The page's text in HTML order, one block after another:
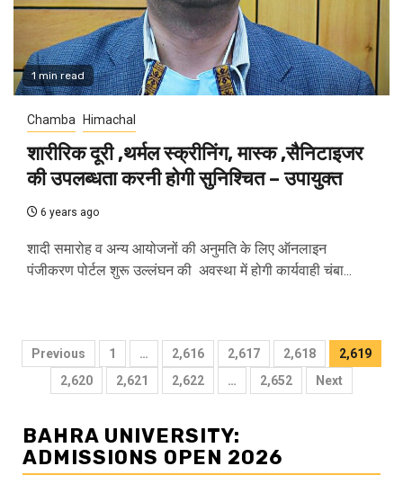
1 min read
Chamba Himachal
शारीरिक दूरी ,थर्मल स्क्रीनिंग, मास्क ,सैनिटाइजर
की उपलब्धता करनी होगी सुनिश्चित – उपायुक्त
6 years ago
शादी समारोह व अन्य आयोजनों की अनुमति के लिए ऑनलाइन
पंजीकरण पोर्टल शुरू उल्लंघन की अवस्था में होगी कार्यवाही चंबा...
Posts
navigation
Previous 1 … 2,616 2,617 2,618
2,619
2,620
2,621 2,622 … 2,652 Next
BAHRA UNIVERSITY:
ADMISSIONS OPEN 2026